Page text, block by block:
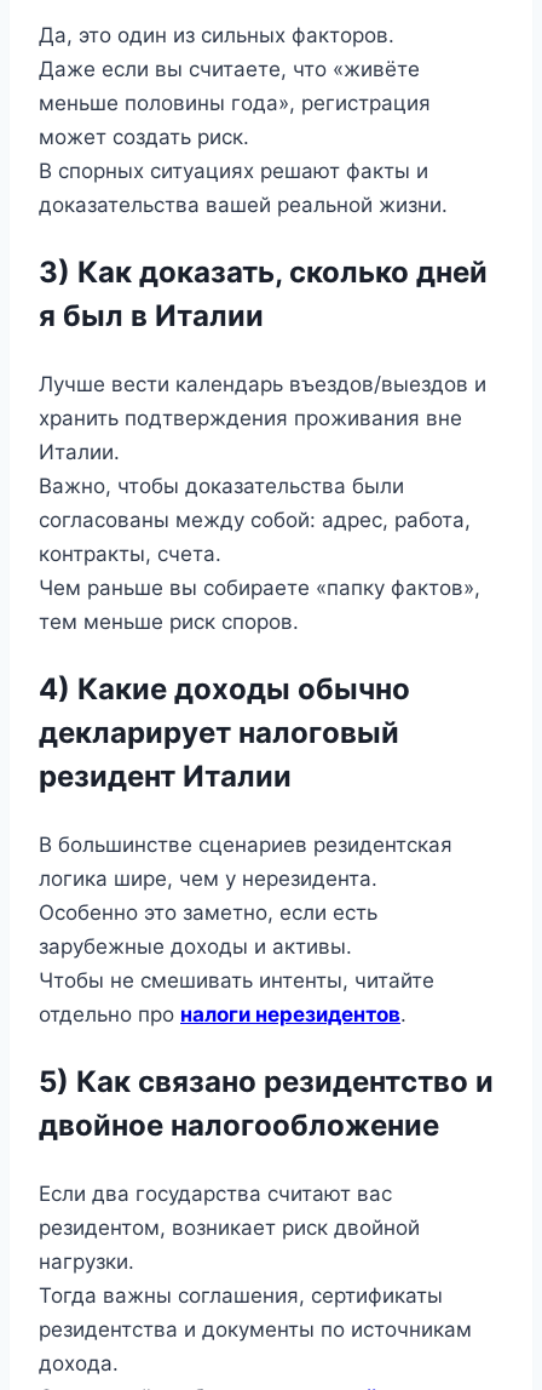
Да, это один из сильных факторов.
Даже если вы считаете, что «живёте
меньше половины года», регистрация
может создать риск.
В спорных ситуациях решают факты и
доказательства вашей реальной жизни.
3) Как доказать, сколько дней
я был в Италии
Лучше вести календарь въездов/выездов и
хранить подтверждения проживания вне
Италии.
Важно, чтобы доказательства были
согласованы между собой: адрес, работа,
контракты, счета.
Чем раньше вы собираете «папку фактов»,
тем меньше риск споров.
4) Какие доходы обычно
декларирует налоговый
резидент Италии
В большинстве сценариев резидентская
логика шире, чем у нерезидента.
Особенно это заметно, если есть
зарубежные доходы и активы.
Чтобы не смешивать интенты, читайте
отдельно про налоги нерезидентов.
5) Как связано резидентство и
двойное налогообложение
Если два государства считают вас
резидентом, возникает риск двойной
нагрузки.
Тогда важны соглашения, сертификаты
резидентства и документы по источникам
дохода.